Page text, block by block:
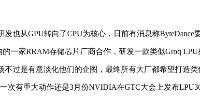
也从GPU转向了CPU为核心，日前有消息称ByteDance
一家RRAM存储芯片厂商合作，研发一款类似Groq LPU
过是有意淡化他们的企图，最终所有大厂都希望打造类
次有重大动作还是3月份NVIDIA在GTC大会上发布